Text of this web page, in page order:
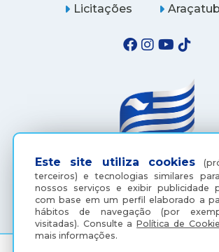
Este site utiliza cookies
terceiros) e tecnologias similares
nossos serviços e exibir publicidade
com base em um perfil elaborado a
hábitos de navegação (por
visitadas). Consulte aPolítica de
mais informações.
Licitações
(18) 3607-6500